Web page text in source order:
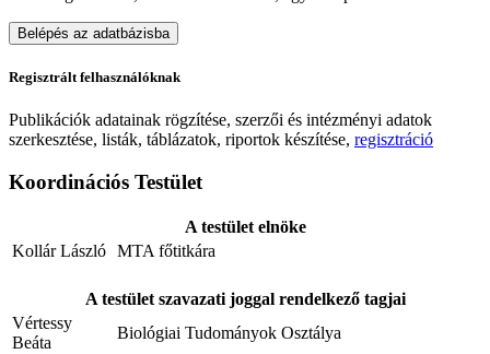
Belépés az adatbázisba
Regisztrált felhasználóknak
Publikációk adatainak rögzítése, szerzői és intézményi adatok
szerkesztése, listák, táblázatok, riportok készítése, regisztráció
Koordinációs Testület
A testület elnöke
Kollár László MTA főtitkára
A testület szavazati joggal rendelkező tagjai
Vértessy
Beáta
Biológiai Tudományok Osztálya